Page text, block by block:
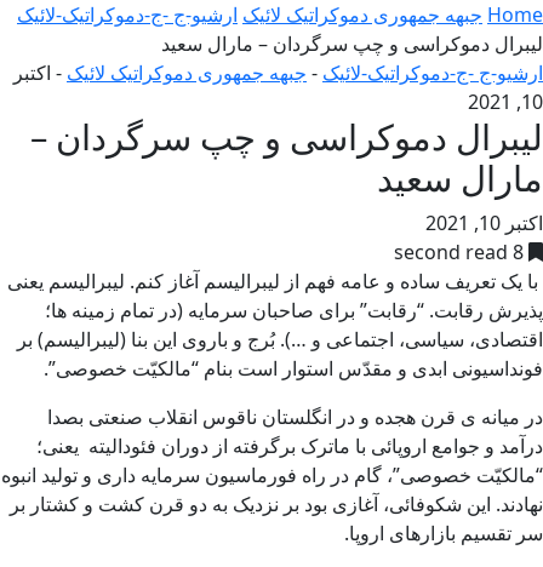
Home جبهه جمهوری دموکراتیک لائیک ارشیو-ج -ج-دموکراتیک-لائیک
لیبرال دموکراسی و چپ سرگردان – مارال سعید
ارشیو-ج -ج-دموکراتیک-لائیک - جبهه جمهوری دموکراتیک لائیک - اکتبر
10, 2021
لیبرال دموکراسی و چپ سرگردان –
مارال سعید
اکتبر 10, 2021
8 second read
با یک تعریف ساده و عامه فهم از لیبرالیسم آغاز کنم. لیبرالیسم یعنی
پذیرش رقابت. “رقابت” برای صاحبان سرمایه (در تمام زمینه ها؛
اقتصادی، سیاسی، اجتماعی و …). بُرج و باروی این بنا (لیبرالیسم) بر
فونداسیونی ابدی و مقدّس استوار است بنام “مالکیّت خصوصی”.
در میانه ی قرن هجده و در انگلستان ناقوس انقلاب صنعتی بصدا
درآمد و جوامع اروپائی با ماترک برگرفته از دوران فئودالیته یعنی؛
“مالکیّت خصوصی”، گام در راه فورماسیون سرمایه داری و تولید انبوه
نهادند. این شکوفائی، آغازی بود بر نزدیک به دو قرن کشت و کشتار بر
سر تقسیم بازارهای اروپا.